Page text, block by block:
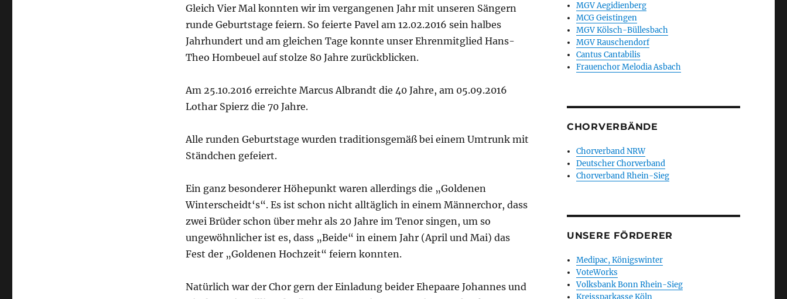
Gleich Vier Mal konnten wir im vergangenen Jahr mit unseren Sängern
runde Geburtstage feiern. So feierte Pavel am 12.02.2016 sein halbes
Jahrhundert und am gleichen Tage konnte unser Ehrenmitglied Hans-
Theo Hombeuel auf stolze 80 Jahre zurückblicken.
Am 25.10.2016 erreichte Marcus Albrandt die 40 Jahre, am 05.09.2016
Lothar Spierz die 70 Jahre.
Alle runden Geburtstage wurden traditionsgemäß bei einem Umtrunk mit
Ständchen gefeiert.
Ein ganz besonderer Höhepunkt waren allerdings die „Goldenen
Winterscheidt‘s“. Es ist schon nicht alltäglich in einem Männerchor, dass
zwei Brüder schon über mehr als 20 Jahre im Tenor singen, um so
ungewöhnlicher ist es, dass „Beide“ in einem Jahr (April und Mai) das
Fest der „Goldenen Hochzeit“ feiern konnten.
Natürlich war der Chor gern der Einladung beider Ehepaare Johannes und
MGV Aegidienberg
MCG Geistingen
MGV Kölsch-Büllesbach
MGV Rauschendorf
Cantus Cantabilis
Frauenchor Melodia Asbach
CHORVERBÄNDE
Chorverband NRW
Deutscher Chorverband
Chorverband Rhein-Sieg
UNSERE FÖRDERER
Medipac, Königswinter
VoteWorks
Volksbank Bonn Rhein-Sieg